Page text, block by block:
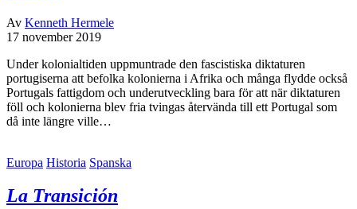
Av Kenneth Hermele
17 november 2019
Under kolonialtiden uppmuntrade den fascistiska diktaturen
portugiserna att befolka kolonierna i Afrika och många flydde också
Portugals fattigdom och underutveckling bara för att när diktaturen
föll och kolonierna blev fria tvingas återvända till ett Portugal som
då inte längre ville…
Europa Historia Spanska
La Transición